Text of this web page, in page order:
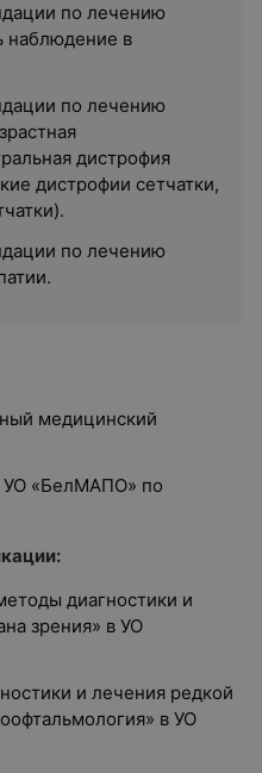
по лечению
наблюдение в
по лечению
дистрофия
дистрофии сетчатки,
по лечению
медицинский
УО «БелМАПО» по
диагностики и
зрения» в УО
и лечения редкой
в УО